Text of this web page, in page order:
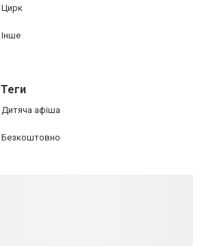
Цирк
Інше
Теги
Дитяча афіша
Безкоштовно